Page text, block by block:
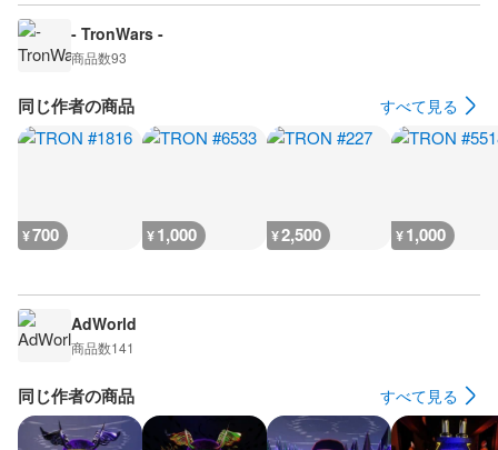
- TronWars -
商品数93
同じ作者の商品 すべて見る
¥700 ¥1,000 ¥2,500 ¥1,000
AdWorld
商品数141
同じ作者の商品 すべて見る